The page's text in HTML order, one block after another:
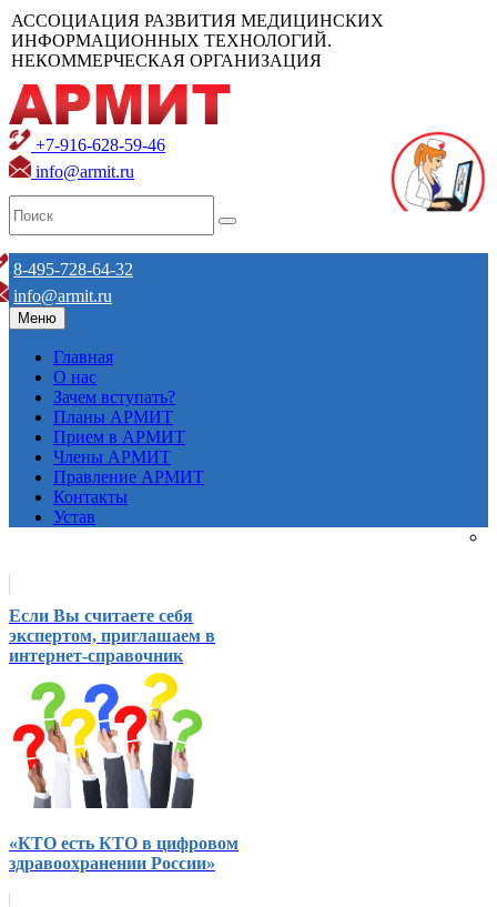
АССОЦИАЦИЯ РАЗВИТИЯ МЕДИЦИНСКИХ
ИНФОРМАЦИОННЫХ ТЕХНОЛОГИЙ.
НЕКОММЕРЧЕСКАЯ ОРГАНИЗАЦИЯ
+7-916-628-59-46
info@armit.ru
8-495-728-64-32
info@armit.ru
Меню
Главная
О нас
Зачем вступать?
Планы АРМИТ
Прием в АРМИТ
Члены АРМИТ
Правление АРМИТ
Контакты
Устав
Если Вы считаете себя
экспертом, приглашаем в
интернет-справочник
«КТО есть КТО в цифровом
здравоохранении России»